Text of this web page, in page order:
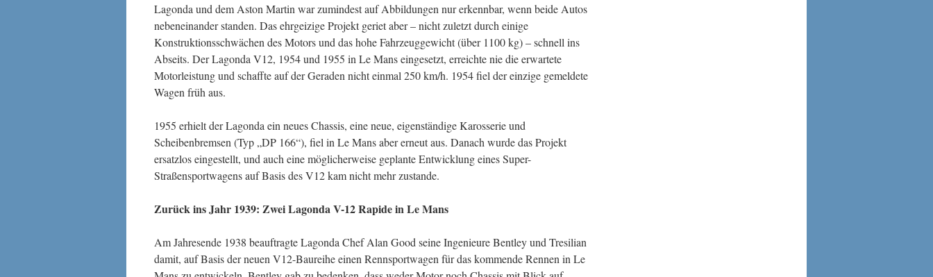
Lagonda und dem Aston Martin war zumindest auf Abbildungen nur erkennbar, wenn beide Autos
nebeneinander standen. Das ehrgeizige Projekt geriet aber – nicht zuletzt durch einige
Konstruktionsschwächen des Motors und das hohe Fahrzeuggewicht (über 1100 kg) – schnell ins
Abseits. Der Lagonda V12, 1954 und 1955 in Le Mans eingesetzt, erreichte nie die erwartete
Motorleistung und schaffte auf der Geraden nicht einmal 250 km/h. 1954 fiel der einzige gemeldete
Wagen früh aus.
1955 erhielt der Lagonda ein neues Chassis, eine neue, eigenständige Karosserie und
Scheibenbremsen (Typ „DP 166“), fiel in Le Mans aber erneut aus. Danach wurde das Projekt
ersatzlos eingestellt, und auch eine möglicherweise geplante Entwicklung eines Super-
Straßensportwagens auf Basis des V12 kam nicht mehr zustande.
Zurück ins Jahr 1939: Zwei Lagonda V-12 Rapide in Le Mans
Am Jahresende 1938 beauftragte Lagonda Chef Alan Good seine Ingenieure Bentley und Tresilian
damit, auf Basis der neuen V12-Baureihe einen Rennsportwagen für das kommende Rennen in Le